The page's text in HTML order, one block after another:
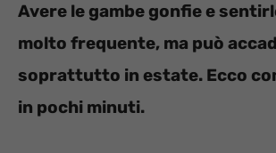
Avere le gambe gonfie e
molto frequente, ma può
soprattutto in estate. Ecco
in pochi minuti.